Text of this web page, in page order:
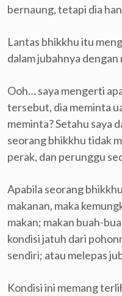
bernaung, tetapi dia
Lantas bhikkhu itu
dalam jubahnya
Ooh… saya mengerti
tersebut, dia meminta
meminta? Setahu saya
seorang bhikkhu tidak
perak, dan perunggu
Apabila seorang
makanan, maka
makan; makan buah-
kondisi jatuh dari
sendiri; atau melepas
Kondisi ini memang